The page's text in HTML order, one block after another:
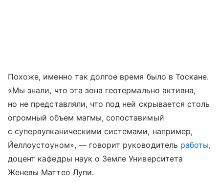
Похоже, именно так долгое время было в Тоскане.
«Мы знали, что эта зона геотермально активна,
но не представляли, что под ней скрывается столь
огромный объем магмы, сопоставимый
с супервулканическими системами, например,
Йеллоустоуном», — говорит руководитель работы,
доцент кафедры наук о Земле Университета
Женевы Маттео Лупи.